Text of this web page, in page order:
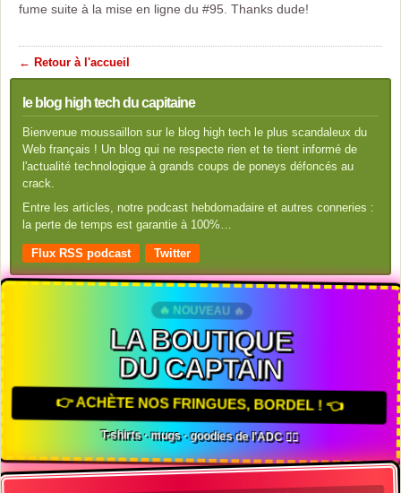
fume suite à la mise en ligne du #95. Thanks dude!
← Retour à l'accueil
le blog high tech du capitaine
Bienvenue moussaillon sur le blog high tech le plus scandaleux du
Web français ! Un blog qui ne respecte rien et te tient informé de
l'actualité technologique à grands coups de poneys défoncés au
crack.
Entre les articles, notre podcast hebdomadaire et autres conneries :
la perte de temps est garantie à 100%…
Flux RSS podcast Twitter
🔥 NOUVEAU 🔥
LA BOUTIQUE
DU CAPTAIN
👉 ACHÈTE NOS FRINGUES, BORDEL ! 👈
T-shirts · mugs · goodies de l'ADC 🏴‍☠️